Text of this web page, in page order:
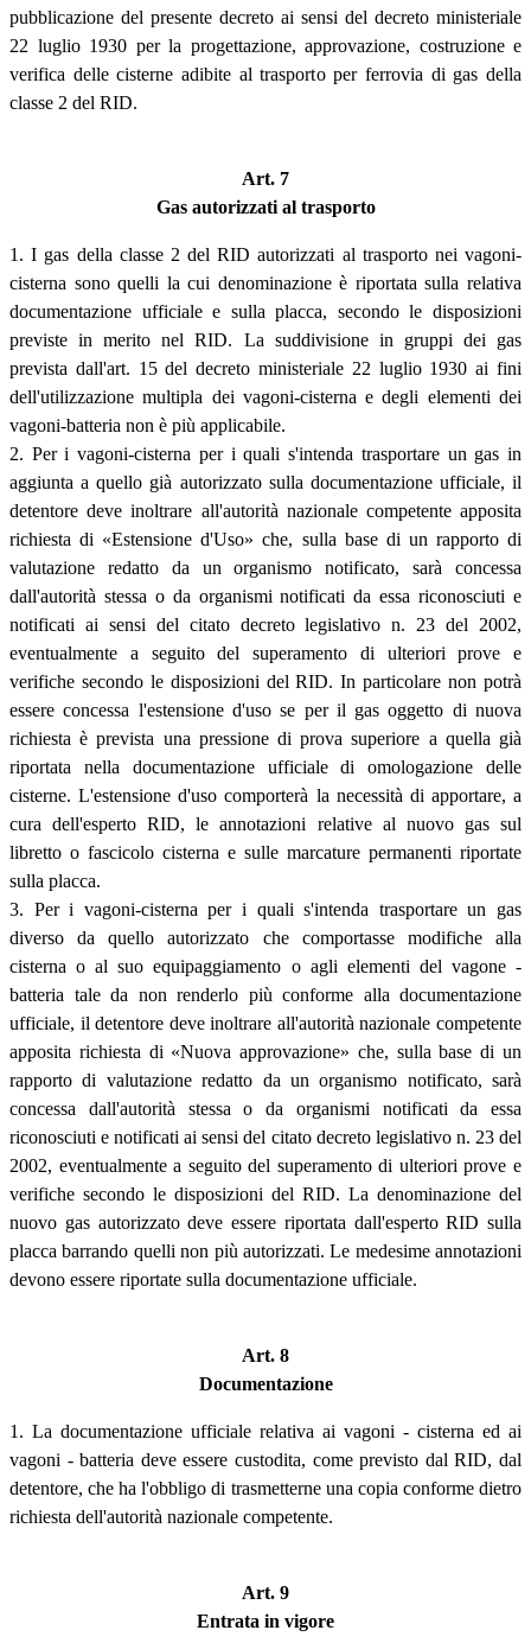
pubblicazione del presente decreto ai sensi del decreto ministeriale
22 luglio 1930 per la progettazione, approvazione, costruzione e
verifica delle cisterne adibite al trasporto per ferrovia di gas della
classe 2 del RID.
Art. 7
Gas autorizzati al trasporto
1. I gas della classe 2 del RID autorizzati al trasporto nei vagoni-
cisterna sono quelli la cui denominazione è riportata sulla relativa
documentazione ufficiale e sulla placca, secondo le disposizioni
previste in merito nel RID. La suddivisione in gruppi dei gas
prevista dall'art. 15 del decreto ministeriale 22 luglio 1930 ai fini
dell'utilizzazione multipla dei vagoni-cisterna e degli elementi dei
vagoni-batteria non è più applicabile.
2. Per i vagoni-cisterna per i quali s'intenda trasportare un gas in
aggiunta a quello già autorizzato sulla documentazione ufficiale, il
detentore deve inoltrare all'autorità nazionale competente apposita
richiesta di «Estensione d'Uso» che, sulla base di un rapporto di
valutazione redatto da un organismo notificato, sarà concessa
dall'autorità stessa o da organismi notificati da essa riconosciuti e
notificati ai sensi del citato decreto legislativo n. 23 del 2002,
eventualmente a seguito del superamento di ulteriori prove e
verifiche secondo le disposizioni del RID. In particolare non potrà
essere concessa l'estensione d'uso se per il gas oggetto di nuova
richiesta è prevista una pressione di prova superiore a quella già
riportata nella documentazione ufficiale di omologazione delle
cisterne. L'estensione d'uso comporterà la necessità di apportare, a
cura dell'esperto RID, le annotazioni relative al nuovo gas sul
libretto o fascicolo cisterna e sulle marcature permanenti riportate
sulla placca.
3. Per i vagoni-cisterna per i quali s'intenda trasportare un gas
diverso da quello autorizzato che comportasse modifiche alla
cisterna o al suo equipaggiamento o agli elementi del vagone -
batteria tale da non renderlo più conforme alla documentazione
ufficiale, il detentore deve inoltrare all'autorità nazionale competente
apposita richiesta di «Nuova approvazione» che, sulla base di un
rapporto di valutazione redatto da un organismo notificato, sarà
concessa dall'autorità stessa o da organismi notificati da essa
riconosciuti e notificati ai sensi del citato decreto legislativo n. 23 del
2002, eventualmente a seguito del superamento di ulteriori prove e
verifiche secondo le disposizioni del RID. La denominazione del
nuovo gas autorizzato deve essere riportata dall'esperto RID sulla
placca barrando quelli non più autorizzati. Le medesime annotazioni
devono essere riportate sulla documentazione ufficiale.
Art. 8
Documentazione
1. La documentazione ufficiale relativa ai vagoni - cisterna ed ai
vagoni - batteria deve essere custodita, come previsto dal RID, dal
detentore, che ha l'obbligo di trasmetterne una copia conforme dietro
richiesta dell'autorità nazionale competente.
Art. 9
Entrata in vigore